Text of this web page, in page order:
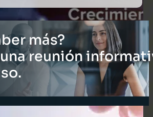
más?
reunión